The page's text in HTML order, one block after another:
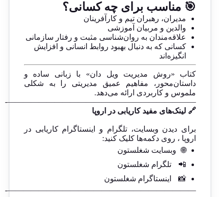
🎯 مناسب برای چه کسانی؟
مدیران، رهبران تیم و کارآفرینان
والدین و مربیان آموزشی
علاقه‌مندان به روان‌شناسی مثبت و رفتار سازمانی
کسانی که به دنبال بهبود روابط انسانی و افزایش
انگیزه‌اند
کتاب «روش مدیریت ویل دان» با زبانی ساده و
داستان‌محور، مفاهیم عمیق مدیریتی را به شکلی
ملموس و کاربردی ارائه می‌دهد.
————————————————————————-
🔗 لینک‌های مفید کاریابی در اروپا
برای دیدن وبسایت، تلگرام و اینستاگرام کاریابی در
اروپا ، روی دکمه‌ها کلیک کنید:
🌐
وبسایت شغلستون
📲
تلگرام شغلستون
📸
اینستاگرام شغلستون
————————————————————————-